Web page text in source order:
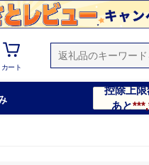
カート
控除上
あと